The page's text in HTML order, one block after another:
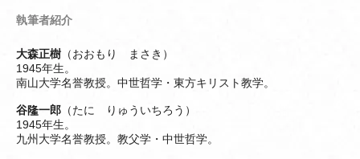
執筆者紹介
大森正樹 （おおもり まさき）
1945年生。
南山大学名誉教授。中世哲学・東方キリスト教学。
谷隆一郎 （たに りゅういちろう）
1945年生。
九州大学名誉教授。教父学・中世哲学。